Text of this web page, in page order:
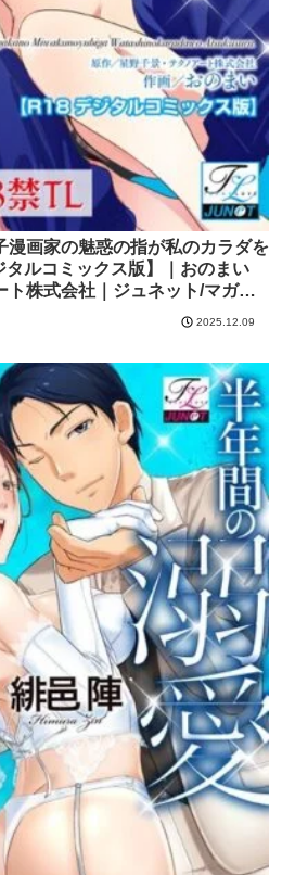
漫画家の魅惑の指が私のカラダを
ルコミックス版】｜おのまい
ト株式会社｜ジュネット/マガジ
2025.12.09